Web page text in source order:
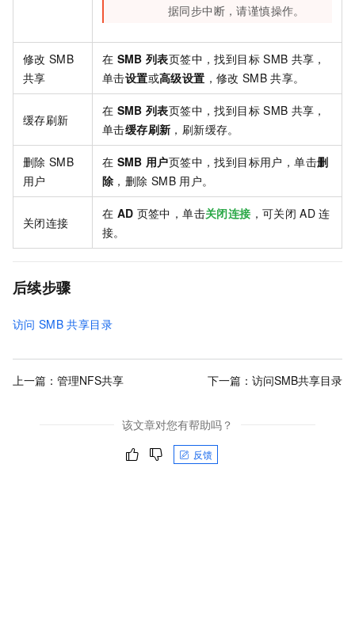
据同步中断，请谨慎操作。
修改 SMB
共享
在 SMB 列表页签中，找到目标 SMB 共享，
单击设置或高级设置 ，修改 SMB 共享。
缓存刷新
在 SMB 列表页签中，找到目标 SMB 共享，
单击缓存刷新 ，刷新缓存。
删除 SMB
用户
在 SMB 用户页签中，找到目标用户，单击删
除 ，删除 SMB 用户。
关闭连接
在 AD 页签中，单击关闭连接 ，可关闭 AD 连
接。
后续步骤
访问 SMB 共享目录
上一篇： 管理NFS共享 下一篇： 访问SMB共享目录
该文章对您有帮助吗？
反馈